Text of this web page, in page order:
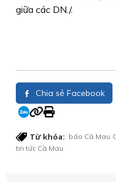
giữa các DN./.
Chia sẻ Facebook
Từ khóa: báo Cà Mau
tin tức Cà Mau